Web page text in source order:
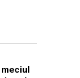
meciul